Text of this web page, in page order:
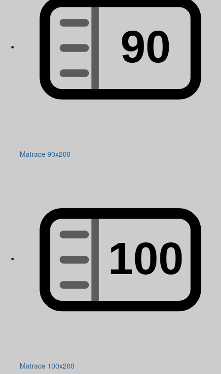
Matrace 90x200
Matrace 100x200